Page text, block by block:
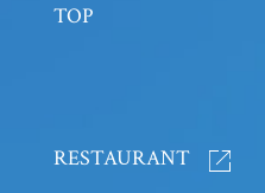
TOPトップ
RESTAURANT